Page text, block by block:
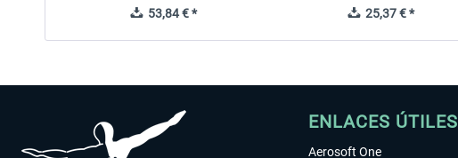
53,84 € * 25,37 € *
ENLACES ÚTILES
Aerosoft One